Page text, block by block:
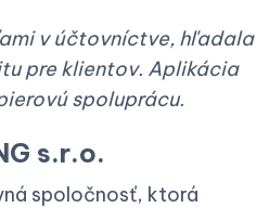
v účtovníctve, hľadala
pre klientov. Aplikácia
spoluprácu.
s.r.o.
spoločnosť, ktorá